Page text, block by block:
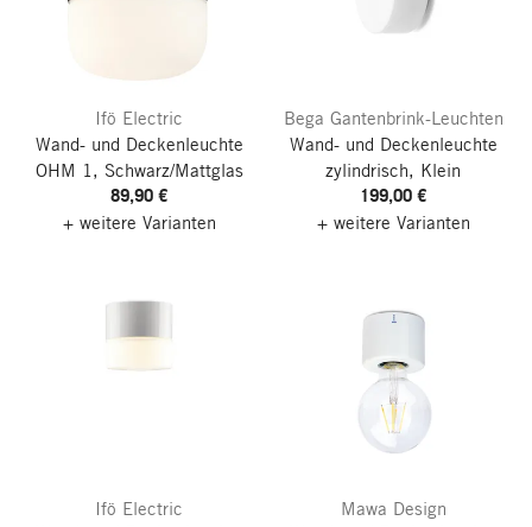
Ifö Electric
Wand- und Deckenleuchte
OHM 1, Schwarz/Mattglas
89,90 €
+ weitere Varianten
Bega Gantenbrink-Leuchten
Wand- und Deckenleuchte
zylindrisch, Klein
199,00 €
+ weitere Varianten
Ifö Electric
Mawa Design